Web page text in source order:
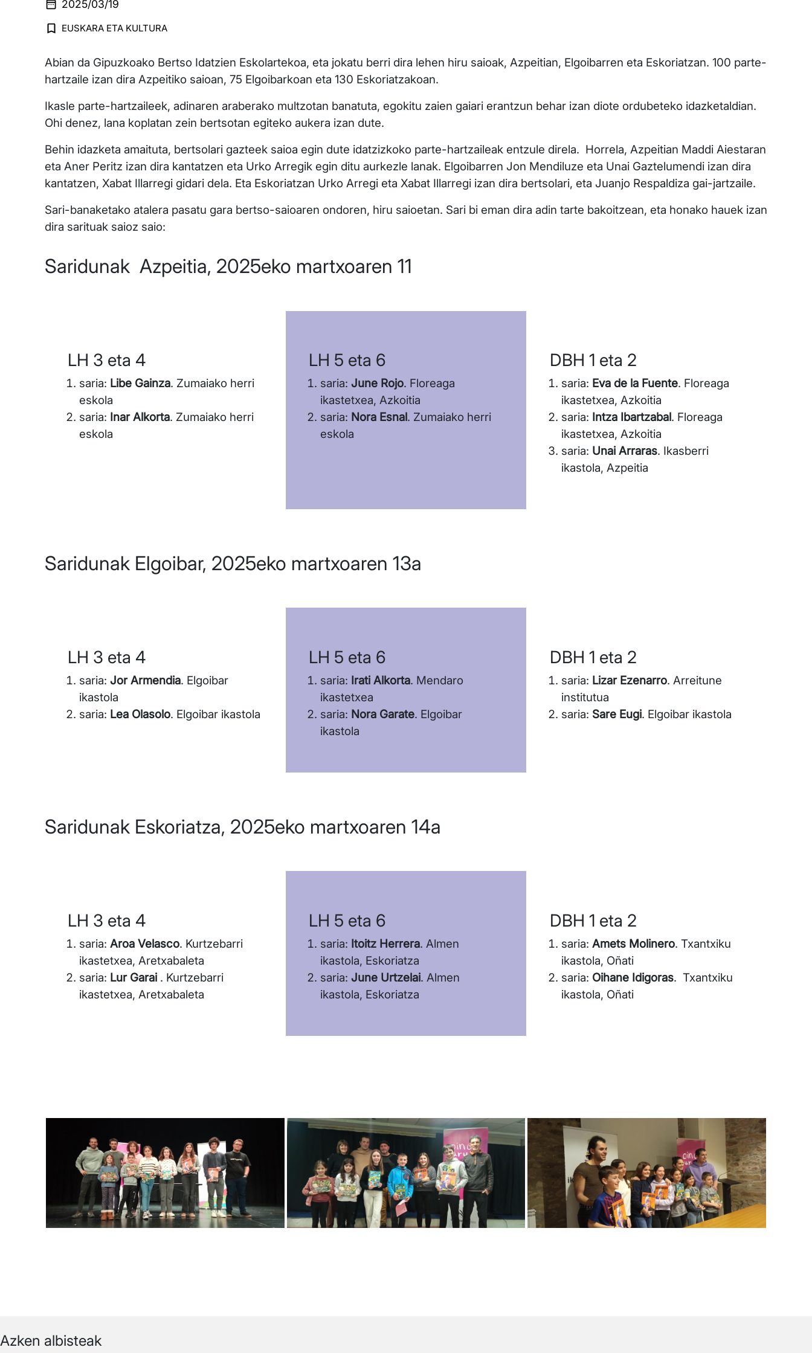
2025/03/19
EUSKARA ETA KULTURA
Abian da Gipuzkoako Bertso Idatzien Eskolartekoa, eta jokatu berri dira lehen hiru saioak, Azpeitian, Elgoibarren eta Eskoriatzan. 100 parte-
hartzaile izan dira Azpeitiko saioan, 75 Elgoibarkoan eta 130 Eskoriatzakoan.
Ikasle parte-hartzaileek, adinaren araberako multzotan banatuta, egokitu zaien gaiari erantzun behar izan diote ordubeteko idazketaldian.
Ohi denez, lana koplatan zein bertsotan egiteko aukera izan dute.
Behin idazketa amaituta, bertsolari gazteek saioa egin dute idatzizkoko parte-hartzaileak entzule direla. Horrela, Azpeitian Maddi Aiestaran
eta Aner Peritz izan dira kantatzen eta Urko Arregik egin ditu aurkezle lanak. Elgoibarren Jon Mendiluze eta Unai Gaztelumendi izan dira
kantatzen, Xabat Illarregi gidari dela. Eta Eskoriatzan Urko Arregi eta Xabat Illarregi izan dira bertsolari, eta Juanjo Respaldiza gai-jartzaile.
Sari-banaketako atalera pasatu gara bertso-saioaren ondoren, hiru saioetan. Sari bi eman dira adin tarte bakoitzean, eta honako hauek izan
dira sarituak saioz saio:
Saridunak Azpeitia, 2025eko martxoaren 11
LH 3 eta 4
saria: Libe Gainza. Zumaiako herri
eskola
saria: Inar Alkorta. Zumaiako herri
eskola
LH 5 eta 6
saria: June Rojo. Floreaga
ikastetxea, Azkoitia
saria: Nora Esnal. Zumaiako herri
eskola
DBH 1 eta 2
saria: Eva de la Fuente. Floreaga
ikastetxea, Azkoitia
saria: Intza Ibartzabal. Floreaga
ikastetxea, Azkoitia
saria: Unai Arraras. Ikasberri
ikastola, Azpeitia
Saridunak Elgoibar, 2025eko martxoaren 13a
LH 3 eta 4
saria: Jor Armendia. Elgoibar
ikastola
saria: Lea Olasolo. Elgoibar ikastola
LH 5 eta 6
saria: Irati Alkorta. Mendaro
ikastetxea
saria: Nora Garate. Elgoibar
ikastola
DBH 1 eta 2
saria: Lizar Ezenarro. Arreitune
institutua
saria: Sare Eugi. Elgoibar ikastola
Saridunak Eskoriatza, 2025eko martxoaren 14a
LH 3 eta 4
saria: Aroa Velasco. Kurtzebarri
ikastetxea, Aretxabaleta
saria: Lur Garai. Kurtzebarri
ikastetxea, Aretxabaleta
LH 5 eta 6
saria: Itoitz Herrera. Almen
ikastola, Eskoriatza
saria: June Urtzelai. Almen
ikastola, Eskoriatza
DBH 1 eta 2
saria: Amets Molinero. Txantxiku
ikastola, Oñati
saria: Oihane Idigoras. Txantxiku
ikastola, Oñati
Azken albisteak